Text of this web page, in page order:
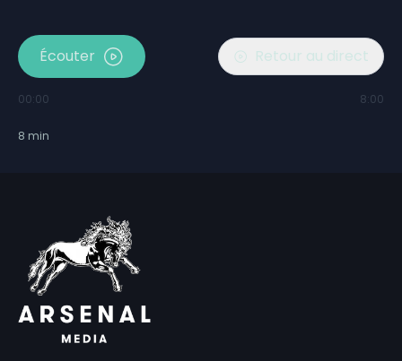
Écouter Retour au direct
00:00 8:00
8 min